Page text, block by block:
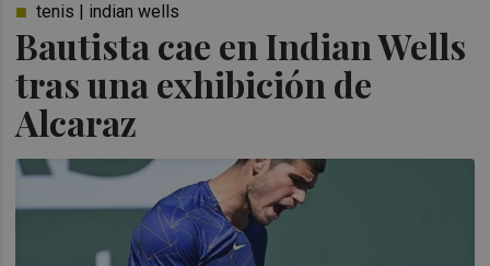
Bautista cae en Indian Wells
tras una exhibición de
Alcaraz
tenis | indian wells